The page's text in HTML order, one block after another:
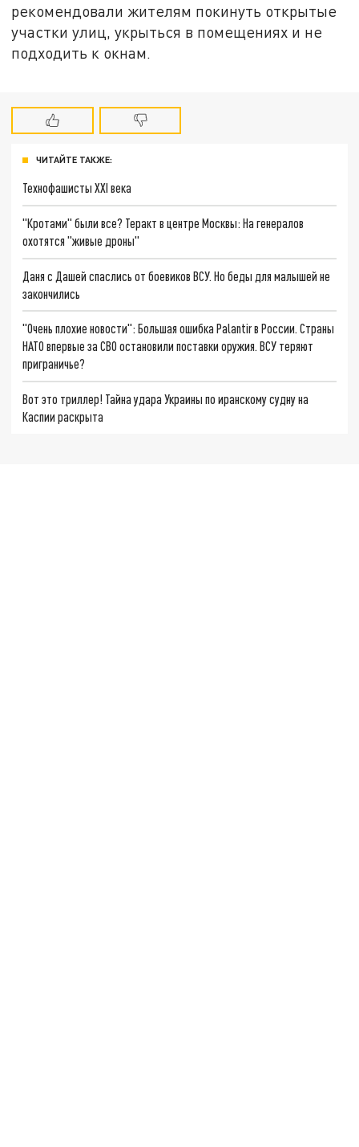
рекомендовали жителям покинуть открытые
участки улиц, укрыться в помещениях и не
подходить к окнам.
ЧИТАЙТЕ ТАКЖЕ:
Технофашисты XXI века
"Кротами" были все? Теракт в центре Москвы: На генералов
охотятся "живые дроны"
Даня с Дашей спаслись от боевиков ВСУ. Но беды для малышей не
закончились
"Очень плохие новости": Большая ошибка Palantir в России. Страны
НАТО впервые за СВО остановили поставки оружия. ВСУ теряют
приграничье?
Вот это триллер! Тайна удара Украины по иранскому судну на
Каспии раскрыта